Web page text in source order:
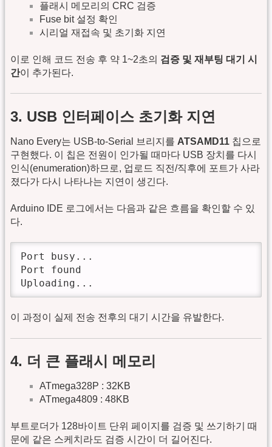
플래시 메모리의 CRC 검증
Fuse bit 설정 확인
시리얼 재접속 및 초기화 지연
이로 인해 코드 전송 후 약 1~2초의 검증 및 재부팅 대기 시
간이 추가된다.
3. USB 인터페이스 초기화 지연
Nano Every는 USB-to-Serial 브리지를 ATSAMD11 칩으로
구현했다. 이 칩은 전원이 인가될 때마다 USB 장치를 다시
인식(enumeration)하므로, 업로드 직전/직후에 포트가 사라
졌다가 다시 나타나는 지연이 생긴다.
Arduino IDE 로그에서는 다음과 같은 흐름을 확인할 수 있
다.
Port busy...
Port found
Uploading...
이 과정이 실제 전송 전후의 대기 시간을 유발한다.
4. 더 큰 플래시 메모리
ATmega328P : 32KB
ATmega4809 : 48KB
부트로더가 128바이트 단위 페이지를 검증 및 쓰기하기 때
문에 같은 스케치라도 검증 시간이 더 길어진다.